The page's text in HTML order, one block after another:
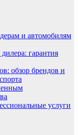
и автомобилям
гарантия
обзор брендов и
услуги